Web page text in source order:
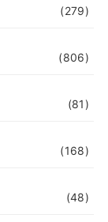
(279)
(806)
(81)
(168)
(48)